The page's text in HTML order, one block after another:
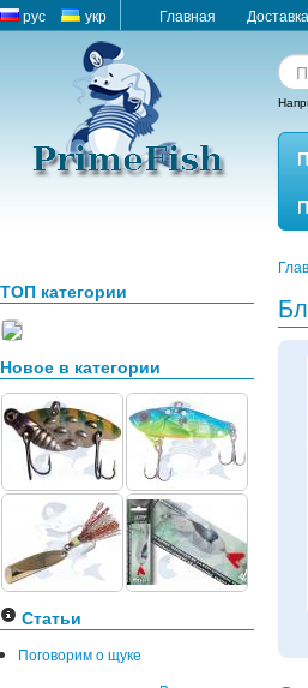
рус укр Главная
ТОП категории
Новое в категории
Статьи
Поговорим о щуке